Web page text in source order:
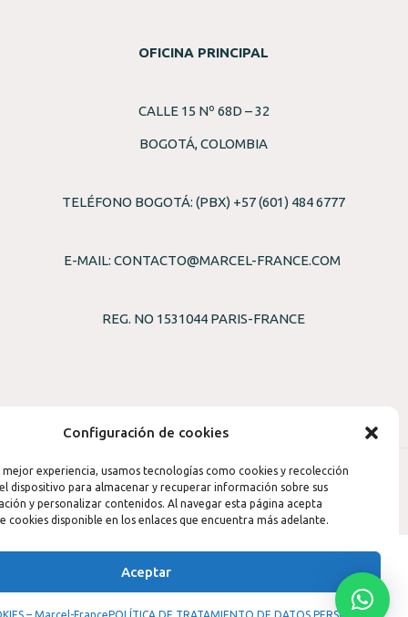
Configuración de cookies
experiencia, usamos tecnologías como cookies y recolección
dispositivo para almacenar y recuperar información sobre sus
y personalizar contenidos. Al navegar esta página acepta
cookies disponible en los enlaces que encuentra más adelante.
Aceptar
OFICINA PRINCIPAL
CALLE 15 Nº 68D – 32
BOGOTÁ, COLOMBIA
TELÉFONO BOGOTÁ: (PBX) +57 (601) 484 6777
E-MAIL:CONTACTO@MARCEL-FRANCE.COM
REG. NO 1531044 PARIS-FRANCE